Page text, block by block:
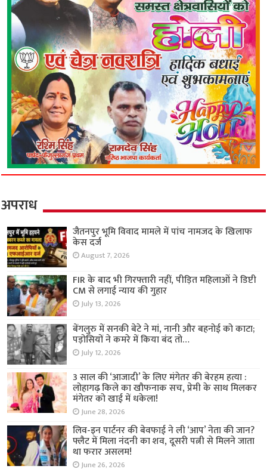
अपराध
जैतनपुर भूमि विवाद मामले में पांच नामजद के खिलाफ
केस दर्ज
August 7, 2026
FIR के बाद भी गिरफ्तारी नहीं, पीड़ित महिलाओं ने डिप्टी
CM से लगाई न्याय की गुहार
July 13, 2026
बेंगलुरु में सनकी बेटे ने मां, नानी और बहनोई को काटा;
पड़ोसियों ने कमरे में किया बंद तो…
July 12, 2026
3 साल की ‘आजादी’ के लिए मंगेतर की बेरहम हत्या :
लोहागढ़ किले का खौफनाक सच, प्रेमी के साथ मिलकर
मंगेतर को खाई में धकेला!
June 28, 2026
लिव-इन पार्टनर की बेवफाई ने ली ‘आप’ नेता की जान?
फ्लैट में मिला नंदनी का शव, दूसरी पत्नी से मिलने जाता
था फरार असलम!
June 26, 2026